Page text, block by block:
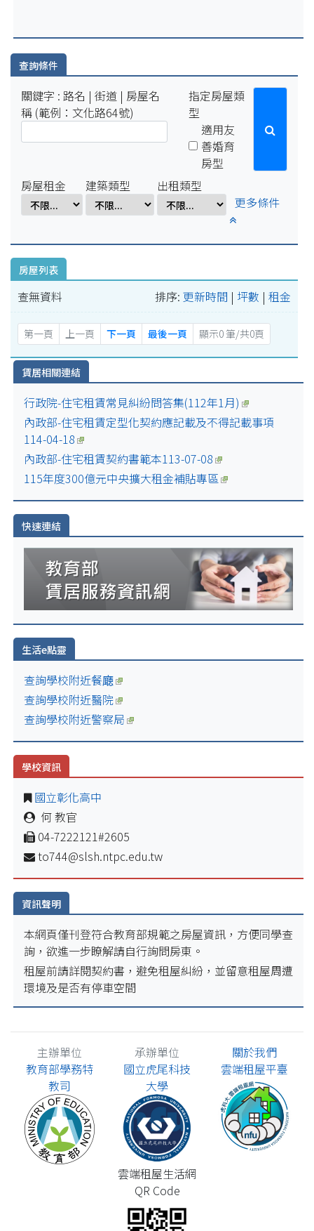
因配合學校電氣設備檢修作業，系統於114年4月1日(二)17:00-
4月7日(一)8:00將暫停服務。
查詢條件
關鍵字 : 路名 | 街道 | 房屋名
稱 (範例：文化路64號)
指定房屋類
型
適用友
善婚育
房型
房屋租金
建築類型
出租類型
更多條件
房屋列表
查無資料 排序: 更新時間 | 坪數 | 租金
第一頁 上一頁 下一頁 最後一頁 顯示0 筆/共0頁
賃居相關連結
行政院-住宅租賃常見糾紛問答集(112年1月)
內政部-住宅租賃定型化契約應記載及不得記載事項
114-04-18
內政部-住宅租賃契約書範本113-07-08
115年度300億元中央擴大租金補貼專區
快速連結
生活e點靈
查詢學校附近餐廰
查詢學校附近醫院
查詢學校附近警察局
學校資訊
國立彰化高中
何 教官
04-7222121#2605
to744@slsh.ntpc.edu.tw
資訊聲明
本網頁僅刊登符合教育部規範之房屋資訊，方便同學查
詢，欲進一步瞭解請自行詢問房東。
租屋前請詳閱契約書，避免租屋糾紛，並留意租屋周遭
環境及是否有停車空間
主辦單位
教育部學務特
教司
承辦單位
國立虎尾科技
大學
關於我們
雲端租屋平臺
雲端租屋生活網
QR Code